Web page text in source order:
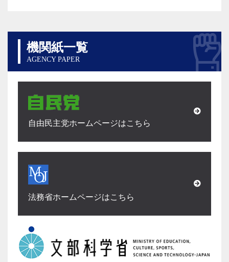
機関紙一覧
AGENCY PAPER
自由民主党ホームページはこちら
法務省ホームページはこちら